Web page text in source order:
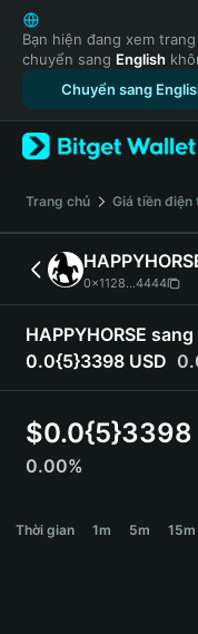
English
日本語
Tiếng Việt
Русский
Español
Türkçe
Français
Deutsch
简体中文
繁體中文
Português (Portugal)
Bahasa Indonesia
ภาษาไทย
हिन्दी
Español
Português (Brasil)
Bạn hiện đang xem
chuyển sang English
Chuyển sang
‌Trang chủ Giá tiền điện
0x1128...4444
HAPPYHORSE sang
0.0{5}3398 USD
$0.0{5}3398
0.00%
Thời gian 1m 5m 15m